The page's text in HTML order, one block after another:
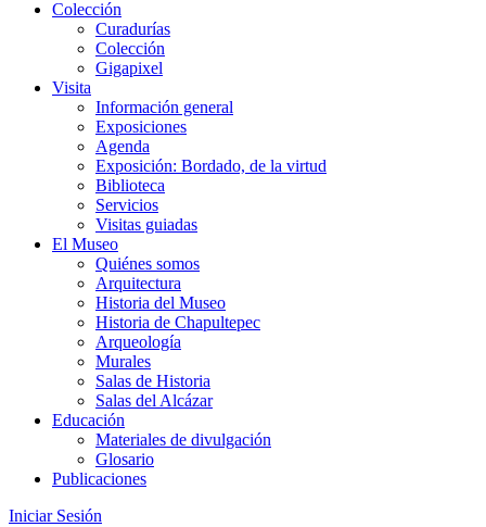
Colección
Curadurías
Colección
Gigapixel
Visita
Información general
Exposiciones
Agenda
Exposición: Bordado, de la virtud
Biblioteca
Servicios
Visitas guiadas
El Museo
Quiénes somos
Arquitectura
Historia del Museo
Historia de Chapultepec
Arqueología
Murales
Salas de Historia
Salas del Alcázar
Educación
Materiales de divulgación
Glosario
Publicaciones
Iniciar Sesión